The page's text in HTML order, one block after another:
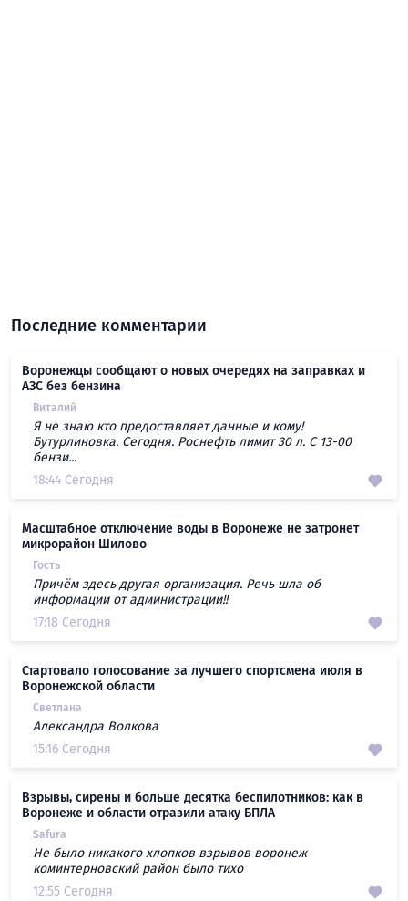
Последние комментарии
Воронежцы сообщают о новых очередях на заправках и
АЗС без бензина
Виталий
Я не знаю кто предоставляет данные и кому!
Бутурлиновка. Сегодня. Роснефть лимит 30 л. С 13-00
бензи...
18:44 Сегодня
Масштабное отключение воды в Воронеже не затронет
микрорайон Шилово
Гость
Причём здесь другая организация. Речь шла об
информации от администрации!!
17:18 Сегодня
Стартовало голосование за лучшего спортсмена июля в
Воронежской области
Светлана
Александра Волкова
15:16 Сегодня
Взрывы, сирены и больше десятка беспилотников: как в
Воронеже и области отразили атаку БПЛА
Safura
Не было никакого хлопков взрывов воронеж
коминтерновский район было тихо
12:55 Сегодня